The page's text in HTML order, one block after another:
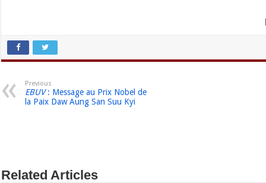
Previous
EBUV: Message au Prix Nobel de
la Paix Daw Aung San Suu Kyi
Related Articles